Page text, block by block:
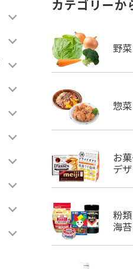
カテゴリーか